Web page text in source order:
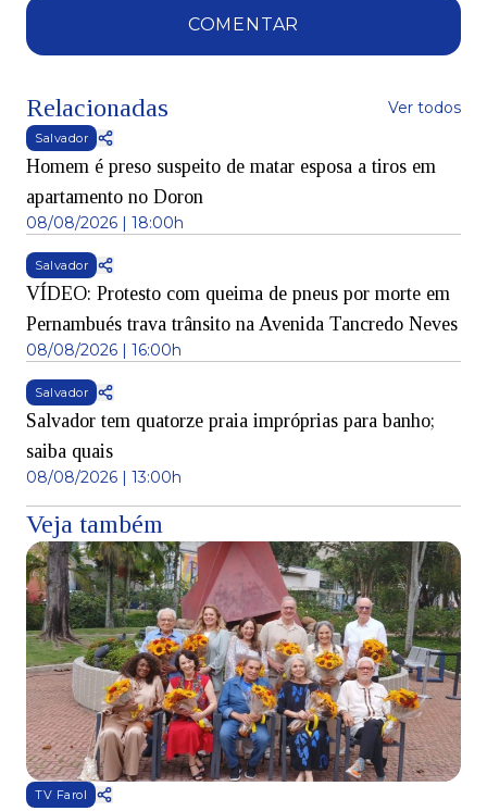
COMENTAR
Relacionadas Ver todos
Salvador
Homem é preso suspeito de matar esposa a tiros em
apartamento no Doron
08/08/2026 | 18:00h
Salvador
VÍDEO: Protesto com queima de pneus por morte em
Pernambués trava trânsito na Avenida Tancredo Neves
08/08/2026 | 16:00h
Salvador
Salvador tem quatorze praia impróprias para banho;
saiba quais
08/08/2026 | 13:00h
Veja também
TV Farol